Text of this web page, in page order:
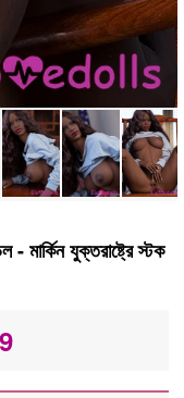
মার্কিন যুক্তরাষ্ট্রে স্টক